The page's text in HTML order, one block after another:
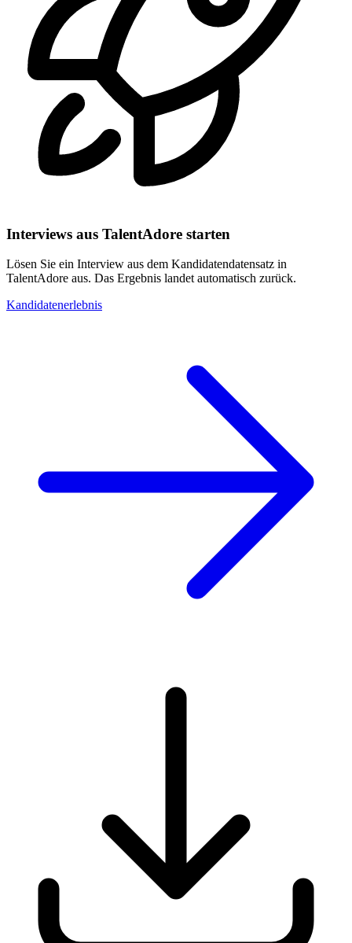
Interviews aus TalentAdore starten
Lösen Sie ein Interview aus dem Kandidatendatensatz in
TalentAdore aus. Das Ergebnis landet automatisch zurück.
Kandidatenerlebnis